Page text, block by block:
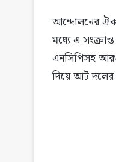
আন্দোলনের
মধ্যে এ
এনসিপিসহ
দিয়ে আট